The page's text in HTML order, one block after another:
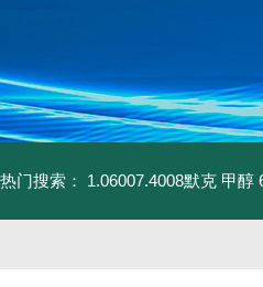
热门搜索： 1.06007.4008默克 甲醇